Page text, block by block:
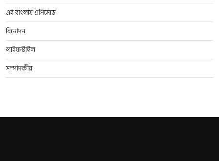
এই বাংলায় এপিসোড
বিনোদন
লাইফস্টাইল
সম্পাদকীয়